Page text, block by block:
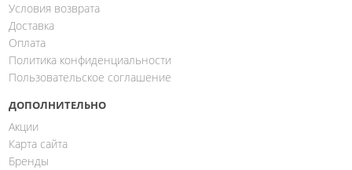
Условия возврата
Доставка
Оплата
Политика конфиденциальности
Пользовательское соглашение
ДОПОЛНИТЕЛЬНО
Акции
Карта сайта
Бренды